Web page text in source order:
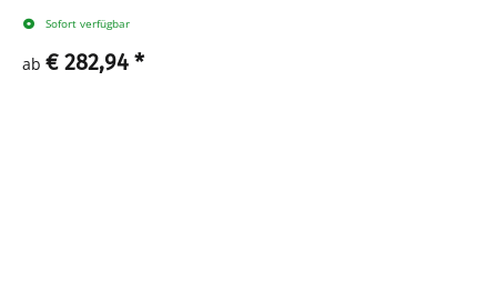
Sofort verfügbar
ab € 282,94 *